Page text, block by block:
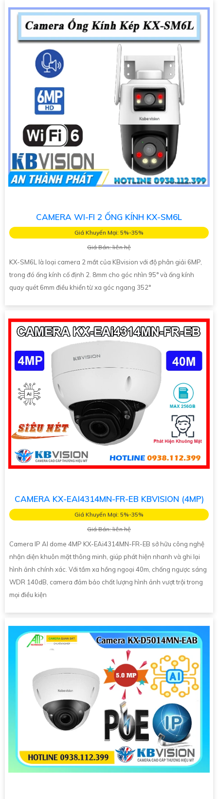
CAMERA WI-FI 2 ỐNG KÍNH KX-SM6L
Giá Khuyến Mại: 5%-35%
Giá Bán: liên hệ
KX-SM6L là loại camera 2 mắt của KBvision với độ phân giải 6MP,
trong đó ống kính cố định 2. 8mm cho góc nhìn 95° và ống kính
quay quét 6mm điều khiển từ xa góc ngang 352°
CAMERA KX-EAI4314MN-FR-EB KBVISION (4MP)
Giá Khuyến Mại: 5%-35%
Giá Bán: liên hệ
Camera IP AI dome 4MP KX-EAi4314MN-FR-EB sở hữu công nghệ
nhận diện khuôn mặt thông minh, giúp phát hiện nhanh và ghi lại
hình ảnh chính xác. Với tầm xa hồng ngoại 40m, chống ngược sáng
WDR 140dB, camera đảm bảo chất lượng hình ảnh vượt trội trong
mọi điều kiện